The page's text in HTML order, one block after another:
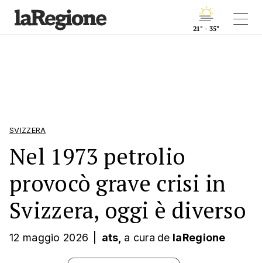
21° - 35°
SVIZZERA
Nel 1973 petrolio
provocò grave crisi in
Svizzera, oggi è diverso
12 maggio 2026 ats, a cura de laRegione